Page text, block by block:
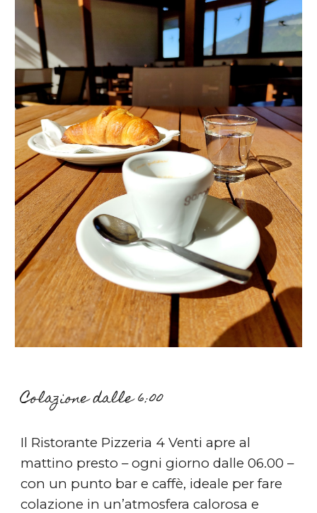
Colazione dalle 6:00
Il Ristorante Pizzeria 4 Venti apre al
mattino presto – ogni giorno dalle 06.00 –
con un punto bar e caffè, ideale per fare
colazione in un’atmosfera calorosa e